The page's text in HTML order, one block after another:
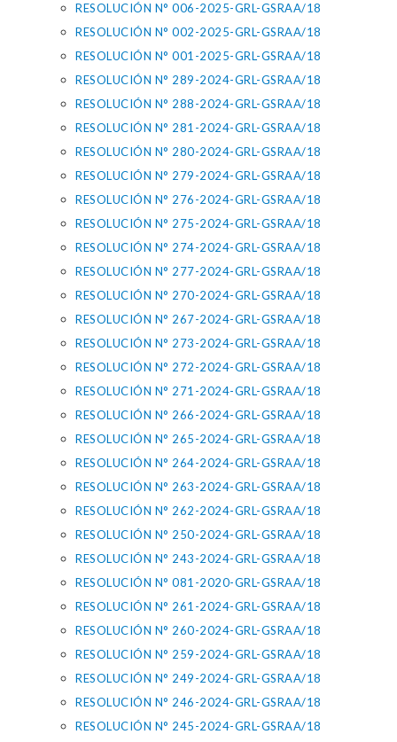
RESOLUCIÓN N° 006-2025-GRL-GSRAA/18
RESOLUCIÓN N° 002-2025-GRL-GSRAA/18
RESOLUCIÓN N° 001-2025-GRL-GSRAA/18
RESOLUCIÓN N° 289-2024-GRL-GSRAA/18
RESOLUCIÓN N° 288-2024-GRL-GSRAA/18
RESOLUCIÓN N° 281-2024-GRL-GSRAA/18
RESOLUCIÓN N° 280-2024-GRL-GSRAA/18
RESOLUCIÓN N° 279-2024-GRL-GSRAA/18
RESOLUCIÓN N° 276-2024-GRL-GSRAA/18
RESOLUCIÓN N° 275-2024-GRL-GSRAA/18
RESOLUCIÓN N° 274-2024-GRL-GSRAA/18
RESOLUCIÓN N° 277-2024-GRL-GSRAA/18
RESOLUCIÓN N° 270-2024-GRL-GSRAA/18
RESOLUCIÓN N° 267-2024-GRL-GSRAA/18
RESOLUCIÓN N° 273-2024-GRL-GSRAA/18
RESOLUCIÓN N° 272-2024-GRL-GSRAA/18
RESOLUCIÓN N° 271-2024-GRL-GSRAA/18
RESOLUCIÓN N° 266-2024-GRL-GSRAA/18
RESOLUCIÓN N° 265-2024-GRL-GSRAA/18
RESOLUCIÓN N° 264-2024-GRL-GSRAA/18
RESOLUCIÓN N° 263-2024-GRL-GSRAA/18
RESOLUCIÓN N° 262-2024-GRL-GSRAA/18
RESOLUCIÓN N° 250-2024-GRL-GSRAA/18
RESOLUCIÓN N° 243-2024-GRL-GSRAA/18
RESOLUCIÓN N° 081-2020-GRL-GSRAA/18
RESOLUCIÓN N° 261-2024-GRL-GSRAA/18
RESOLUCIÓN N° 260-2024-GRL-GSRAA/18
RESOLUCIÓN N° 259-2024-GRL-GSRAA/18
RESOLUCIÓN N° 249-2024-GRL-GSRAA/18
RESOLUCIÓN N° 246-2024-GRL-GSRAA/18
RESOLUCIÓN N° 245-2024-GRL-GSRAA/18